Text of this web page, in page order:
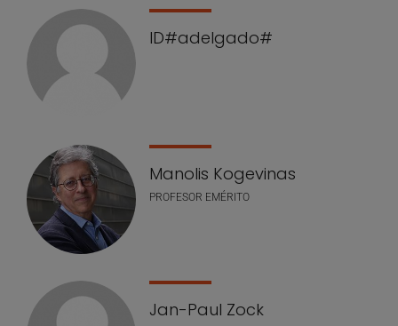
ID#adelgado#
Manolis Kogevinas
PROFESOR EMÉRITO
Jan-Paul Zock